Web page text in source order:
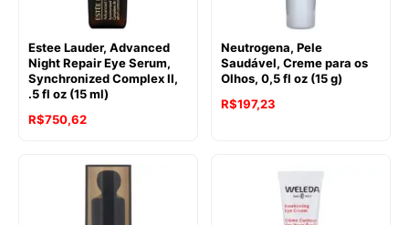
Estee Lauder, Advanced
Night Repair Eye Serum,
Synchronized Complex II,
.5 fl oz (15 ml)
R$750,62
Neutrogena, Pele
Saudável, Creme para os
Olhos, 0,5 fl oz (15 g)
R$197,23